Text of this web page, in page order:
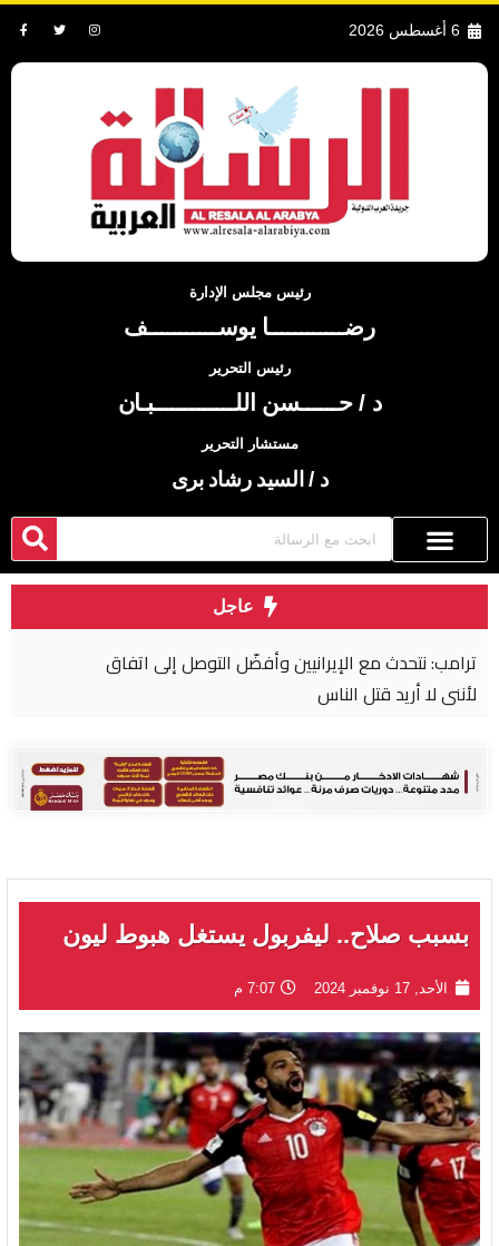
6 أغسطس 2026
رئيس مجلس الإدارة
رضــــــــــــا يوســـــــــــف
رئيس التحرير
د / حــــــسن اللـــــــــــــبـان
مستشار التحرير
د / السيد رشاد برى
عاجل
ترامب: نتحدث مع الإيرانيين وأفضّل التوصل إلى اتفاق
لأنني لا أريد قتل الناس
بسبب صلاح.. ليفربول يستغل هبوط ليون
الأحد, 17 نوفمبر 2024 7:07 م